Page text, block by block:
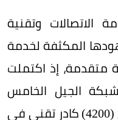
الاتصالات وتقنية
المكثفة لخدمة
متقدمة، إذ اكتملت
الجيل الخامس
بنسبة 100%، يباشرها أكثر من (4200) كادر تقني في